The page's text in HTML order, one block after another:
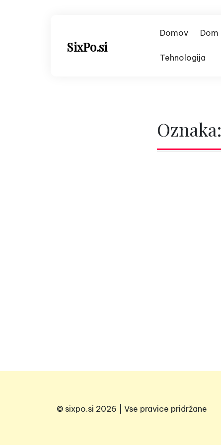
SixPo.si
Domov Dom
Tehnologija
Oznaka:
© sixpo.si 2026 | Vse pravice pridržane